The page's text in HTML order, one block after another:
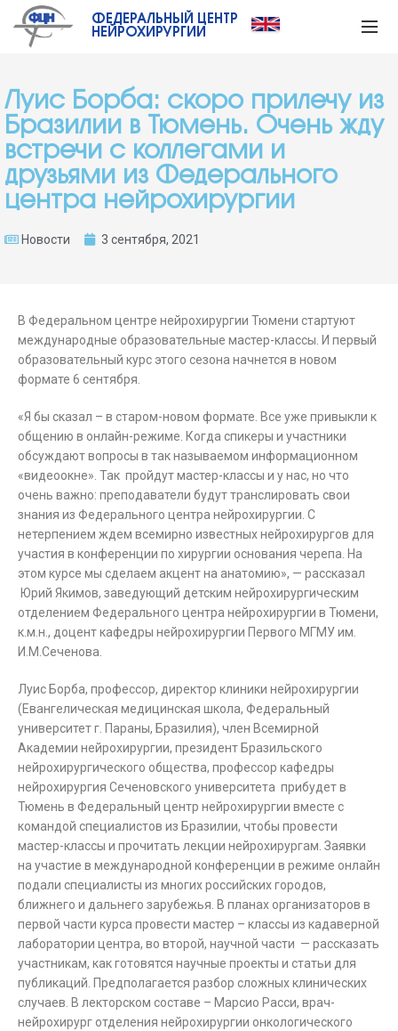
ФЕДЕРАЛЬНЫЙ ЦЕНТР
НЕЙРОХИРУРГИИ
Луис Борба: скоро прилечу из
Бразилии в Тюмень. Очень жду
встречи с коллегами и
друзьями из Федерального
центра нейрохирургии
Новости 3 сентября, 2021
В Федеральном центре нейрохирургии Тюмени стартуют
международные образовательные мастер-классы. И первый
образовательный курс этого сезона начнется в новом
формате 6 сентября.
«Я бы сказал – в старом-новом формате. Все уже привыкли к
общению в онлайн-режиме. Когда спикеры и участники
обсуждают вопросы в так называемом информационном
«видеоокне». Так пройдут мастер-классы и у нас, но что
очень важно: преподаватели будут транслировать свои
знания из Федерального центра нейрохирургии. С
нетерпением ждем всемирно известных нейрохирургов для
участия в конференции по хирургии основания черепа. На
этом курсе мы сделаем акцент на анатомию», — рассказал
Юрий Якимов, заведующий детским нейрохирургическим
отделением Федерального центра нейрохирургии в Тюмени,
к.м.н., доцент кафедры нейрохирургии Первого МГМУ им.
И.М.Сеченова.
Луис Борба, профессор, директор клиники нейрохирургии
(Евангелическая медицинская школа, Федеральный
университет г. Параны, Бразилия), член Всемирной
Академии нейрохирургии, президент Бразильского
нейрохирургического общества, профессор кафедры
нейрохирургия Сеченовского университета прибудет в
Тюмень в Федеральный центр нейрохирургии вместе с
командой специалистов из Бразилии, чтобы провести
мастер-классы и прочитать лекции нейрохирургам. Заявки
на участие в международной конференции в режиме онлайн
подали специалисты из многих российских городов,
ближнего и дальнего зарубежья. В планах организаторов в
первой части курса провести мастер – классы из кадаверной
лаборатории центра, во второй, научной части — рассказать
участникам, как готовятся научные проекты и статьи для
публикаций. Предполагается разбор сложных клинических
случаев. В лекторском составе – Марсио Расси, врач-
нейрохирург отделения нейрохирургии онкологического